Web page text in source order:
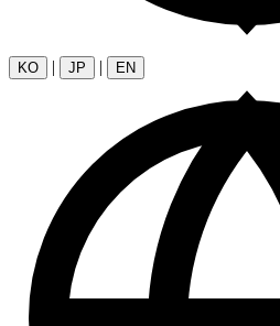
KO | JP | EN